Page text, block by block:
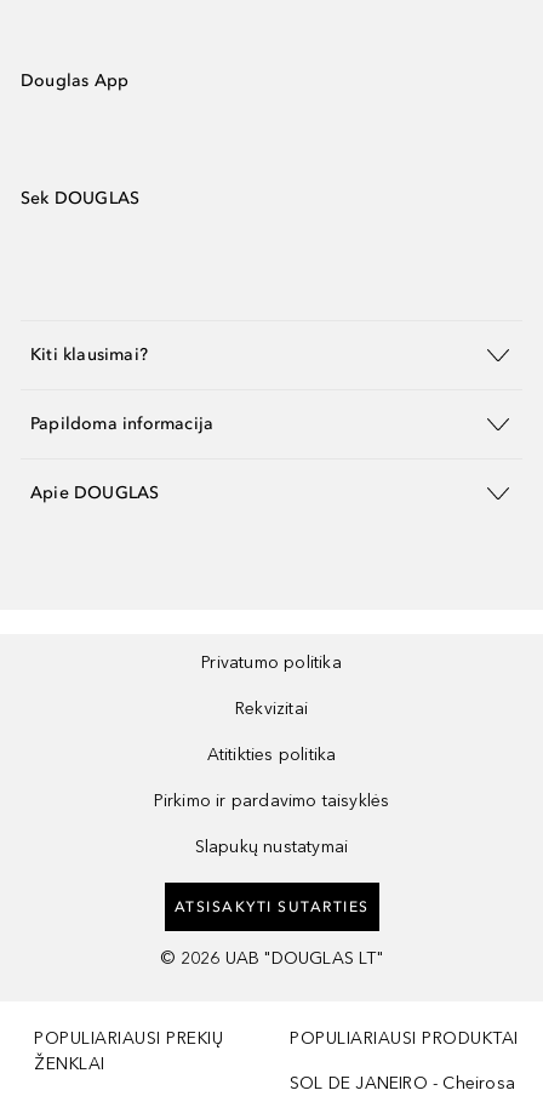
Douglas App
Sek DOUGLAS
Kiti klausimai?
Papildoma informacija
Apie DOUGLAS
Privatumo politika
Rekvizitai
Atitikties politika
Pirkimo ir pardavimo taisyklės
Slapukų nustatymai
ATSISAKYTI SUTARTIES
© 2026 UAB "DOUGLAS LT"
POPULIARIAUSI PREKIŲ
ŽENKLAI
POPULIARIAUSI PRODUKTAI
SOL DE JANEIRO - Cheirosa